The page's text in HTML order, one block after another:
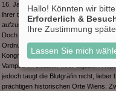
16. Jahrhunderts, die sich
ihrer treuen Zofe Hermine (Birgit
aufzuspüren, das die Macht besitzt,
Doch auch die Konkurrenz ist hinter
Ordnungsmächten will sie und ihre
Kongress kleingeistiger
Vampire im Zeitalter ihrer digitalen
jedoch taugt die Blutgräfin nicht, lieber
prächtigen historischen Orte Wiens.
Hallo! Könnten wir
Erforderlich &
Ihre Zustimmung
Lassen Sie mich